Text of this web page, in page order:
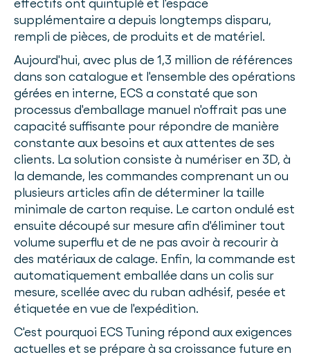
effectifs ont quintuplé et l'espace
supplémentaire a depuis longtemps disparu,
rempli de pièces, de produits et de matériel.
Aujourd'hui, avec plus de 1,3 million de références
dans son catalogue et l'ensemble des opérations
gérées en interne, ECS a constaté que son
processus d'emballage manuel n'offrait pas une
capacité suffisante pour répondre de manière
constante aux besoins et aux attentes de ses
clients. La solution consiste à numériser en 3D, à
la demande, les commandes comprenant un ou
plusieurs articles afin de déterminer la taille
minimale de carton requise. Le carton ondulé est
ensuite découpé sur mesure afin d'éliminer tout
volume superflu et de ne pas avoir à recourir à
des matériaux de calage. Enfin, la commande est
automatiquement emballée dans un colis sur
mesure, scellée avec du ruban adhésif, pesée et
étiquetée en vue de l'expédition.
C'est pourquoi ECS Tuning répond aux exigences
actuelles et se prépare à sa croissance future en